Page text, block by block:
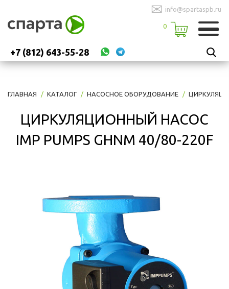
✉ info@spartaspb.ru
0
+7 (812) 643-55-28
ГЛАВНАЯ КАТАЛОГ НАСОСНОЕ ОБОРУДОВАНИЕ
ЦИРКУЛЯЦИОННЫЙ НАСОС
IMP PUMPS GHNM 40/80-220F